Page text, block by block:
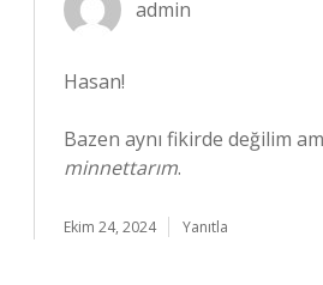
admin
Hasan!
Bazen aynı fikirde değilim
minnettarım.
Ekim 24, 2024 Yanıtla